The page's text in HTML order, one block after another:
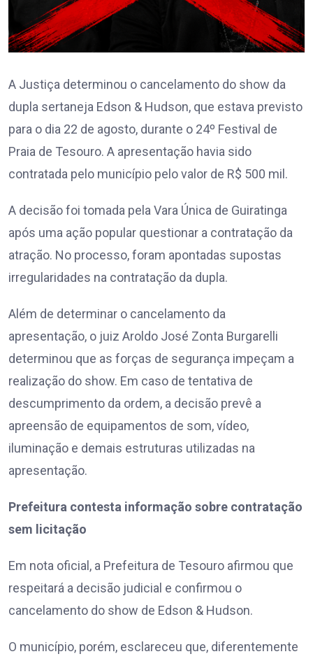
A Justiça determinou o cancelamento do show da
dupla sertaneja Edson & Hudson, que estava previsto
para o dia 22 de agosto, durante o 24º Festival de
Praia de Tesouro. A apresentação havia sido
contratada pelo município pelo valor de R$ 500 mil.
A decisão foi tomada pela Vara Única de Guiratinga
após uma ação popular questionar a contratação da
atração. No processo, foram apontadas supostas
irregularidades na contratação da dupla.
Além de determinar o cancelamento da
apresentação, o juiz Aroldo José Zonta Burgarelli
determinou que as forças de segurança impeçam a
realização do show. Em caso de tentativa de
descumprimento da ordem, a decisão prevê a
apreensão de equipamentos de som, vídeo,
iluminação e demais estruturas utilizadas na
apresentação.
Prefeitura contesta informação sobre contratação
sem licitação
Em nota oficial, a Prefeitura de Tesouro afirmou que
respeitará a decisão judicial e confirmou o
cancelamento do show de Edson & Hudson.
O município, porém, esclareceu que, diferentemente